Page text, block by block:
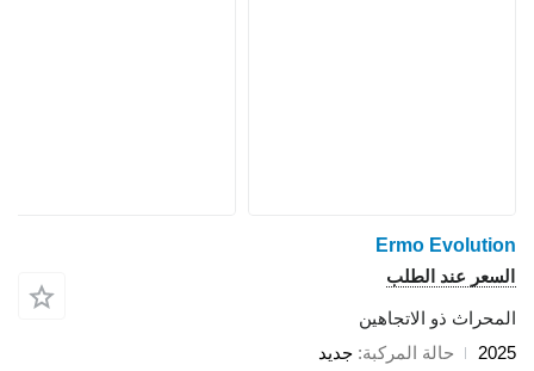
Ermo Evolution
السعر عند الطلب
المحراث ذو الاتجاهين
2025
حالة المركبة جديد